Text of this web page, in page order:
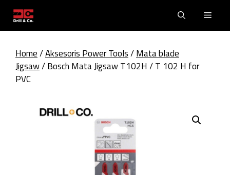
content
Home/Aksesoris Power Tools/Mata blade
Jigsaw/ Bosch Mata Jigsaw T102H / T 102 H for
PVC